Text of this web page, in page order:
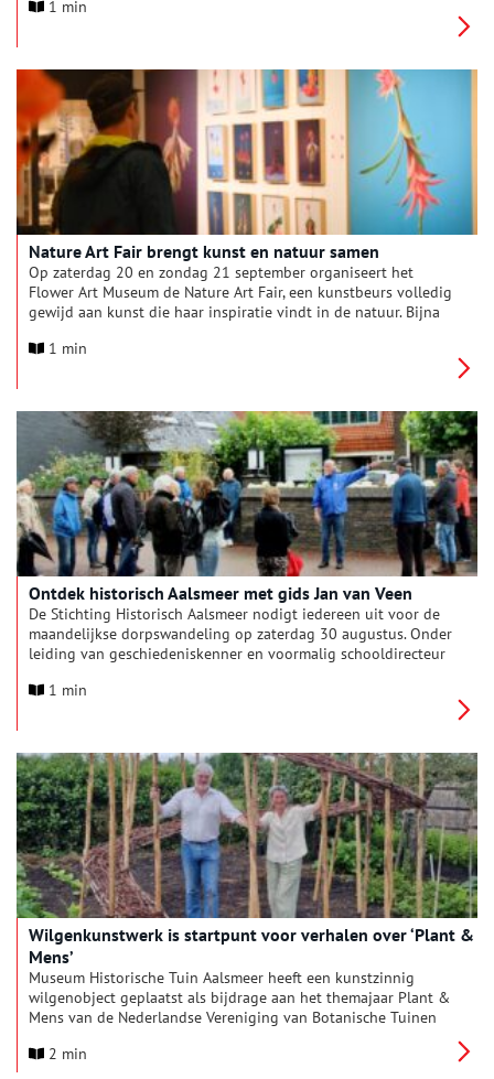
Japanse kunst van het bloemschikken. De tentoonstelling
1 min
Nature Art Fair brengt kunst en natuur samen
Op zaterdag 20 en zondag 21 september organiseert het
Flower Art Museum de Nature Art Fair, een kunstbeurs volledig
gewijd aan kunst die haar inspiratie vindt in de natuur. Bijna
schilderijen, tekeningen en fotografie tot glaskunst, sculpturen
1 min
Ontdek historisch Aalsmeer met gids Jan van Veen
De Stichting Historisch Aalsmeer nodigt iedereen uit voor de
maandelijkse dorpswandeling op zaterdag 30 augustus. Onder
leiding van geschiedeniskenner en voormalig schooldirecteur
Aalsmeer-Centrum. Tijdens deze wandeling deelt de gids zijn
1 min
Wilgenkunstwerk is startpunt voor verhalen over ‘Plant &
Mens’
Museum Historische Tuin Aalsmeer heeft een kunstzinnig
wilgenobject geplaatst als bijdrage aan het themajaar Plant &
Mens van de Nederlandse Vereniging van Botanische Tuinen
mens en plant, met de wilg als symbool van deze
2 min